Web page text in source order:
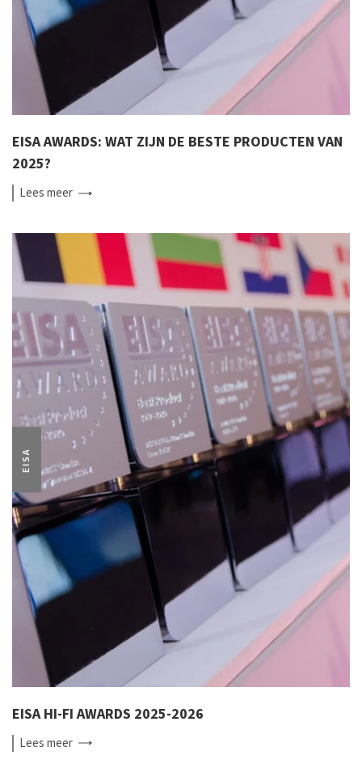
EISA AWARDS: WAT ZIJN DE BESTE PRODUCTEN VAN
2025?
Leesmeer
EISA
EISA HI-FI AWARDS 2025-2026
Leesmeer